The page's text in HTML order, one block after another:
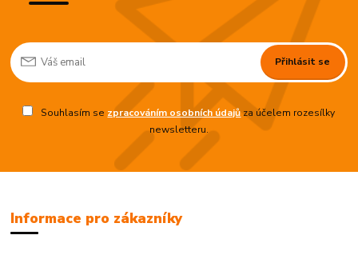
Přihlásit se
Souhlasím se zpracováním osobních údajůza účelem rozesílky
newsletteru.
Informace pro zákazníky